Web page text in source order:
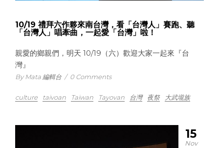
10/19 禮拜六作夥來南台灣，看「台灣人」賽跑、聽
「台灣人」唱牽曲，一起愛「台灣」啦！
親愛的鄉親們，明天 10/19（六）歡迎大家一起來『台
灣』
By Mata 編輯台 / 0 Comments
culture taivoan Taiwan Tayovan 台灣 夜祭 大武壠族
15
Nov